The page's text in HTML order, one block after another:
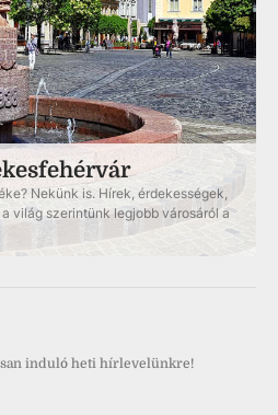
Nekünk is. Hírek, érdekességek,
világ szerintünk legjobb városáról a
induló heti hírlevelünkre!